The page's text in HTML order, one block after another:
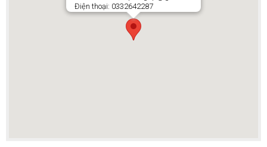
Điện thoại: 0332642287